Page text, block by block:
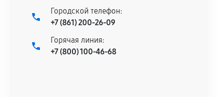
Документы для подтверждения
гарантии
Городской телефон:
+7 (861) 200-26-09
Горячая линия:
+7 (800) 100-46-68